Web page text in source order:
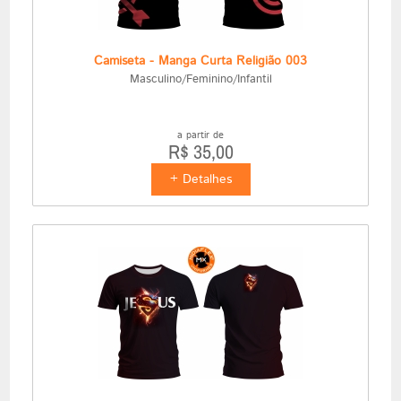
Camiseta - Manga Curta Religião 003
Masculino/Feminino/Infantil
a partir de
R$ 35,00
+ Detalhes